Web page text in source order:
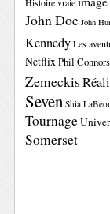
Histoire vraie
John Doe John
Kennedy Les
NetflixPhil Connors
Zemeckis
Seven Shia
Tournage
Somerset